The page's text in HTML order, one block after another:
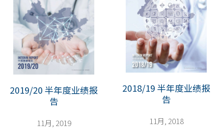
2019/20 半年度业绩报
告
11月, 2019
2018/19 半年度业绩报
告
11月, 2018